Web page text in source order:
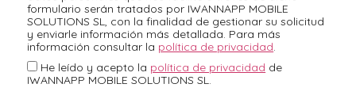
formulario serán tratados por IWANNAPP MOBILE
SOLUTIONS SL, con la finalidad de gestionar su solicitud
y enviarle información más detallada. Para más
información consultar la política de privacidad.
He leído y acepto la política de privacidad de
IWANNAPP MOBILE SOLUTIONS SL.